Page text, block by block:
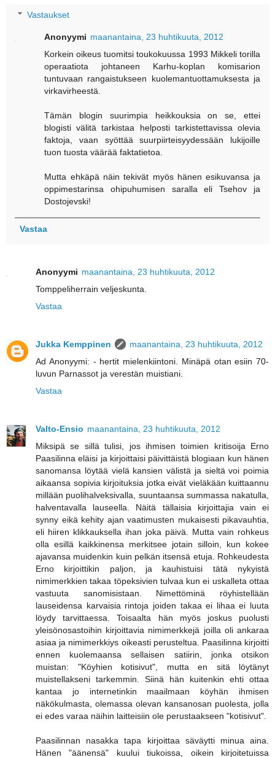
Vastaukset
Anonyymi maanantaina, 23 huhtikuuta, 2012
Korkein oikeus tuomitsi toukokuussa 1993 Mikkeli torilla
operaatiota johtaneen Karhu-koplan komisarion
tuntuvaan rangaistukseen kuolemantuottamuksesta ja
virkavirheestä.
Tämän blogin suurimpia heikkouksia on se, ettei
blogisti välitä tarkistaa helposti tarkistettavissa olevia
faktoja, vaan syöttää suurpiirteisyydessään lukijoille
tuon tuosta väärää faktatietoa.
Mutta ehkäpä näin tekivät myös hänen esikuvansa ja
oppimestarinsa ohipuhumisen saralla eli Tsehov ja
Dostojevski!
Vastaa
Anonyymi maanantaina, 23 huhtikuuta, 2012
Tomppeliherrain veljeskunta.
Vastaa
Jukka Kemppinen
maanantaina, 23 huhtikuuta, 2012
Ad Anonyymi: - hertit mielenkiintoni. Minäpä otan esiin 70-
luvun Parnassot ja verestän muistiani.
Vastaa
Valto-Ensio maanantaina, 23 huhtikuuta, 2012
Miksipä se sillä tulisi, jos ihmisen toimien kritisoija Erno
Paasilinna eläisi ja kirjoittaisi päivittäistä blogiaan kun hänen
sanomansa löytää vielä kansien välistä ja sieltä voi poimia
aikaansa sopivia kirjoituksia jotka eivät vieläkään kuittaannu
millään puolihalveksivalla, suuntaansa summassa nakatulla,
halventavalla lauseella. Näitä tällaisia kirjoittajia vain ei
synny eikä kehity ajan vaatimusten mukaisesti pikavauhtia,
eli hiiren klikkauksella ihan joka päivä. Mutta vain rohkeus
olla esillä kaikkinensa merkitsee jotain silloin, kun kokee
ajavansa muidenkin kuin pelkän itsensä etuja. Rohkeudesta
Erno kirjoittikin paljon, ja kauhistuisi tätä nykyistä
nimimerkkien takaa töpeksivien tulvaa kun ei uskalleta ottaa
vastuuta sanomisistaan. Nimettöminä röyhistellään
lauseidensa karvaisia rintoja joiden takaa ei lihaa ei luuta
löydy tarvittaessa. Toisaalta hän myös joskus puolusti
yleisönosastoihin kirjoittavia nimimerkkejä joilla oli ankaraa
asiaa ja nimimerkkiys oikeasti perusteltua. Paasilinna kirjoitti
ennen kuolemaansa sellaisen satiirin, jonka otsikon
muistan: "Köyhien kotisivut", mutta en sitä löytänyt
muistellakseni tarkemmin. Siinä hän kuitenkin ehti ottaa
kantaa jo internetinkin maailmaan köyhän ihmisen
näkökulmasta, olemassa olevan kansanosan puolesta, jolla
ei edes varaa näihin laitteisiin ole perustaakseen "kotisivut".
Paasilinnan nasakka tapa kirjoittaa säväytti minua aina.
Hänen "äänensä" kuului tiukoissa, oikein kirjoitetuissa